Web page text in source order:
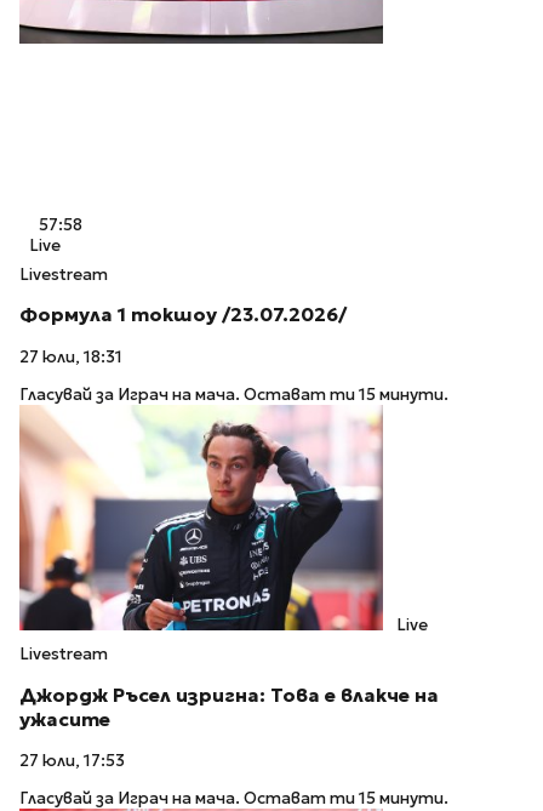
57:58
Live
Livestream
Формула 1 токшоу /23.07.2026/
27 юли, 18:31
Гласувай за Играч на мача. Остават ти 15 минути.
Live
Livestream
Джордж Ръсел изригна: Това е влакче на
ужасите
27 юли, 17:53
Гласувай за Играч на мача. Остават ти 15 минути.